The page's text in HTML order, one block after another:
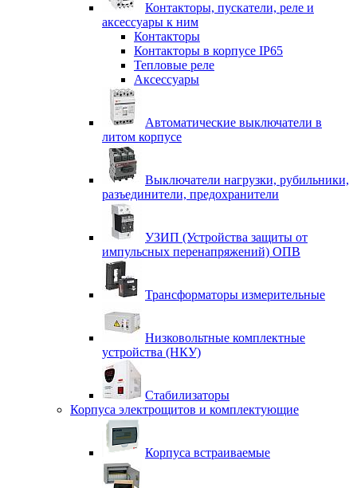
Контакторы, пускатели, реле и
аксессуары к ним
Контакторы
Контакторы в корпусе IP65
Тепловые реле
Аксессуары
Автоматические выключатели в
литом корпусе
Выключатели нагрузки, рубильники,
разъединители, предохранители
УЗИП (Устройства защиты от
импульсных перенапряжений) ОПВ
Трансформаторы измерительные
Низковольтные комплектные
устройства (НКУ)
Стабилизаторы
Корпуса электрощитов и комплектующие
Корпуса встраиваемые